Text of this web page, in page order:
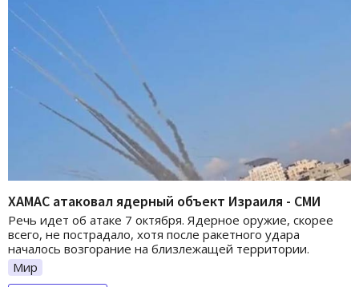
ХАМАС атаковал ядерный объект Израиля - СМИ
Речь идет об атаке 7 октября. Ядерное оружие, скорее
всего, не пострадало, хотя после ракетного удара
началось возгорание на близлежащей территории.
Мир